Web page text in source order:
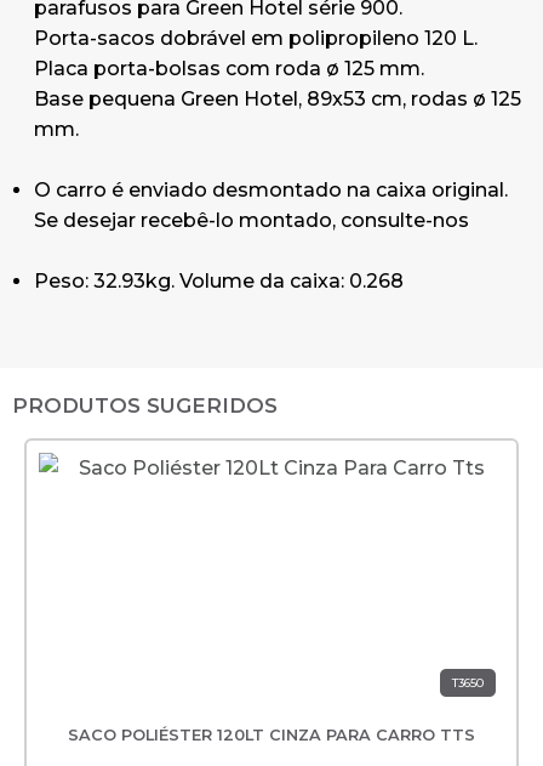
parafusos para Green Hotel série 900.
Porta-sacos dobrável em polipropileno 120 L.
Placa porta-bolsas com roda ø 125 mm.
Base pequena Green Hotel, 89x53 cm, rodas ø 125
mm.
O carro é enviado desmontado na caixa original.
Se desejar recebê-lo montado, consulte-nos
Peso: 32.93kg. Volume da caixa: 0.268
PRODUTOS SUGERIDOS
T3650
SACO POLIÉSTER 120LT CINZA PARA CARRO TTS